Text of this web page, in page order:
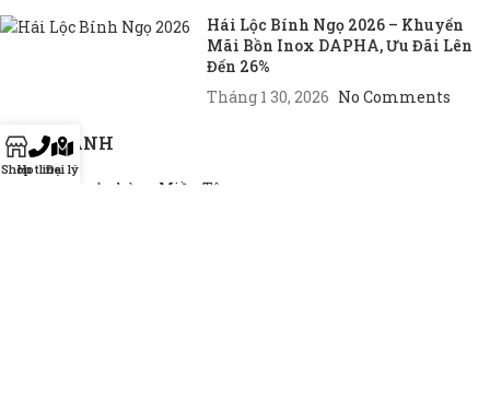
Hái Lộc Bính Ngọ 2026 – Khuyến
Mãi Bồn Inox DAPHA, Ưu Đãi Lên
Đến 26%
Tháng 1 30, 2026 No Comments
CHI NHÁNH
Chi nhánh cửa hàng Miền Tây
ShopHotlineĐại lý